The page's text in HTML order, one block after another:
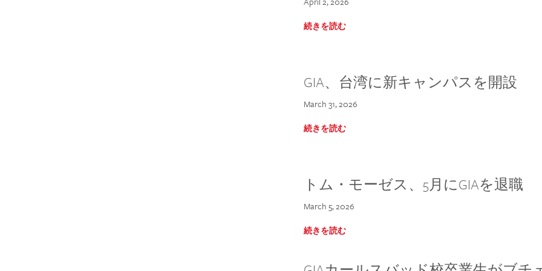
続きを読む
GIA、台湾に新キャンパスを開設
March 31, 2026
続きを読む
トム・モーゼス、5月にGIAを退職
March 5, 2026
続きを読む